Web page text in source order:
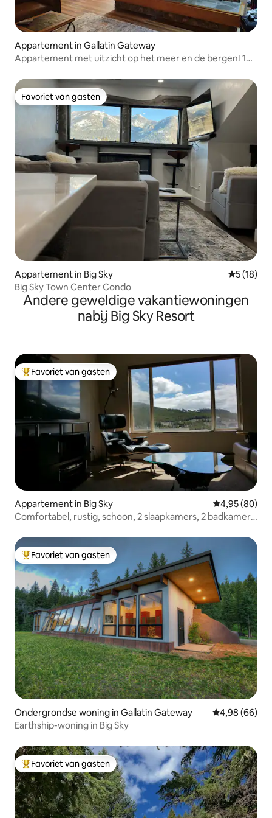
Appartement in Gallatin Gateway
Appartement met uitzicht op het meer en de bergen! 1
Favoriet van gasten
Favoriet van gasten
Appartement in Big Sky
5 (18)
Big Sky Town Center Condo
Andere geweldige vakantiewoningen
nabij Big Sky Resort
Topfavoriet van gasten
Favoriet van gasten
Appartement in Big Sky Gemiddelde
4,95 (80)
Comfortabel, rustig, schoon, 2 slaapkamers, 2 badkamers,
Topfavoriet van gasten
Favoriet van gasten
Ondergrondse woning in Gallatin Gateway Gemiddelde
4,98 (66)
Earthship-woning in Big Sky
Topfavoriet van gasten
Favoriet van gasten